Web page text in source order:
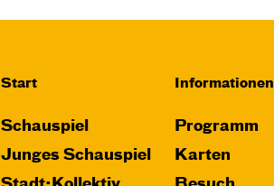
Start
Schauspiel
Junges Schauspiel
Informationen
Programm
Karten